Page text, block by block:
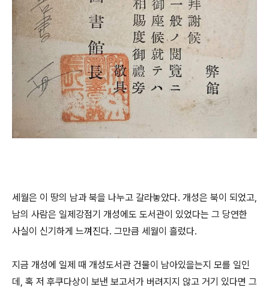
세월은 이 땅의 남과 북을 나누고 갈라놓았다. 개성은 북이 되었고,
남의 사람은 일제강점기 개성에도 도서관이 있었다는 그 당연한
사실이 신기하게 느껴진다. 그만큼 세월이 흘렀다.
지금 개성에 일제 때 개성도서관 건물이 남아있을는지 모를 일인
데, 혹 저 후쿠다상이 보낸 보고서가 버려지지 않고 거기 있다면 그